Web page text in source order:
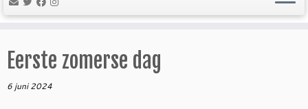
Eerste zomerse dag
6 juni 2024